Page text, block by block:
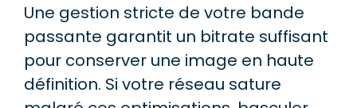
Une gestion stricte de votre bande
passante garantit un bitrate suffisant
pour conserver une image en haute
définition. Si votre réseau sature